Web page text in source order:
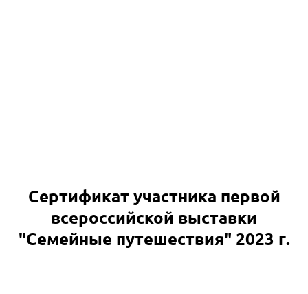
Сертификат участника первой
всероссийской выставки
"Семейные путешествия" 2023 г.